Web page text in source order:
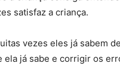
satisfaz a criança.
vezes eles já sabem
ela já sabe e corrigir os